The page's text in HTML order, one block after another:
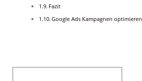
Fazit
Google Ads Kampagnen optimieren